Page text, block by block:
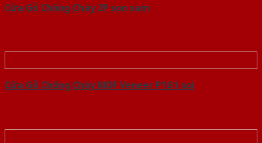
Cửa Gỗ Chống Cháy 2P son xam
Cửa Gỗ Chống Cháy MDF Veneer P1G1 soi